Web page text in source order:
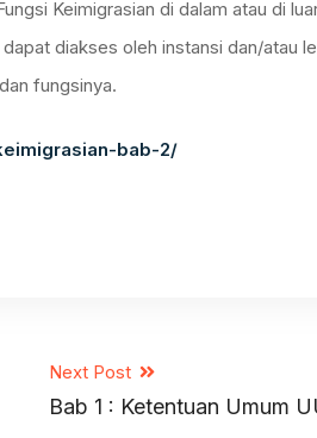
Keimigrasian di dalam atau di
diakses oleh instansi dan/atau
fungsinya.
bab-2/
Next Post
Bab 1 : Ketentuan Umum